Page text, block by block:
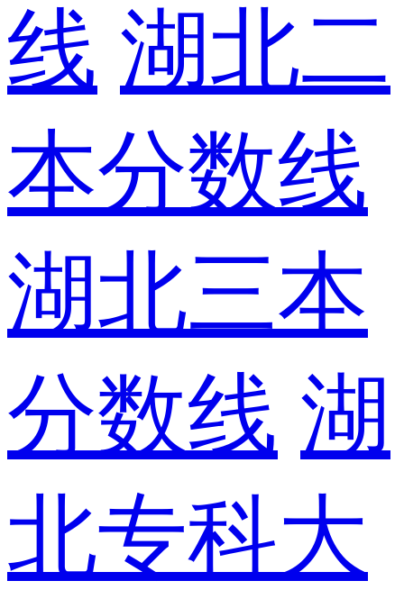
线 湖北二
本分数线
湖北三本
分数线 湖
北专科大